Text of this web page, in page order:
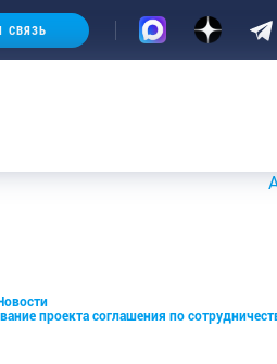
СВЯЗЬ
проекта соглашения по